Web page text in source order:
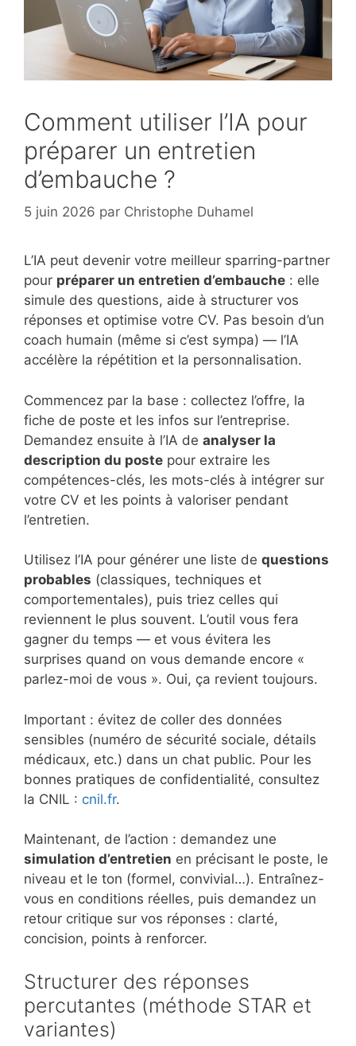
Comment utiliser l’IA pour
préparer un entretien
d’embauche ?
5 juin 2026 par Christophe Duhamel
L’IA peut devenir votre meilleur sparring-partner
pour préparer un entretien d’embauche : elle
simule des questions, aide à structurer vos
réponses et optimise votre CV. Pas besoin d’un
coach humain (même si c’est sympa) — l’IA
accélère la répétition et la personnalisation.
Commencez par la base : collectez l’offre, la
fiche de poste et les infos sur l’entreprise.
Demandez ensuite à l’IA de analyser la
description du poste pour extraire les
compétences-clés, les mots-clés à intégrer sur
votre CV et les points à valoriser pendant
l’entretien.
Utilisez l’IA pour générer une liste de questions
probables (classiques, techniques et
comportementales), puis triez celles qui
reviennent le plus souvent. L’outil vous fera
gagner du temps — et vous évitera les
surprises quand on vous demande encore «
parlez-moi de vous ». Oui, ça revient toujours.
Important : évitez de coller des données
sensibles (numéro de sécurité sociale, détails
médicaux, etc.) dans un chat public. Pour les
bonnes pratiques de confidentialité, consultez
la CNIL : cnil.fr.
Maintenant, de l’action : demandez une
simulation d’entretien en précisant le poste, le
niveau et le ton (formel, convivial…). Entraînez-
vous en conditions réelles, puis demandez un
retour critique sur vos réponses : clarté,
concision, points à renforcer.
Structurer des réponses
percutantes (méthode STAR et
variantes)